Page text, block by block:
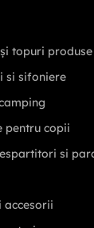
topuri produse
si sifoniere
pentru copii
si
accesorii